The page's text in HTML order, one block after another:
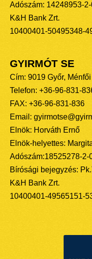
Adószám: 14248953-
K&H Bank Zrt.
10400401-50495348-
GYIRMÓT SE
Cím: 9019 Győr,
Telefon: +36-96-831-
FAX: +36-96-831-836
Email:
Elnök: Horváth Ernő
Elnök-helyettes:
Adószám:18525278-2-
Bírósági bejegyzés:
K&H Bank Zrt.
10400401-49565151-